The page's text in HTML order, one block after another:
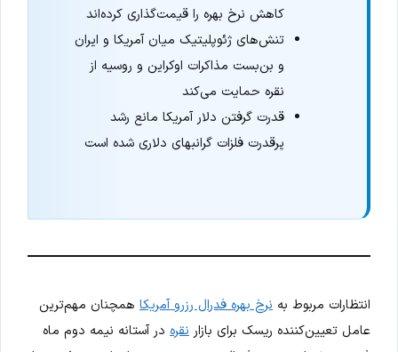
کاهش نرخ بهره را قیمت‌گذاری کرده‌اند
تنش‌های ژئوپلیتیک میان آمریکا و ایران
و بن‌بست مذاکرات اوکراین و روسیه از
نقره حمایت می‌کند
قدرت گرفتن دلار آمریکا مانع رشد
پرقدرت فلزات گرانبهای دلاری شده است
انتظارات مربوط به نرخ بهره فدرال رزرو آمریکا همچنان مهم‌ترین
عامل تعیین‌کننده ریسک برای بازار نقره در آستانه نیمه دوم ماه